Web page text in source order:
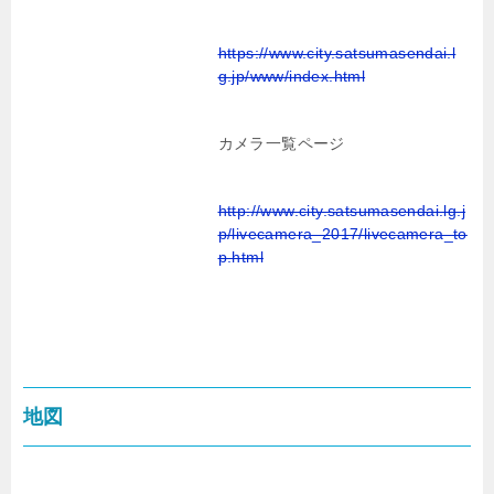
https://www.city.satsumasendai.l
g.jp/www/index.html
カメラ一覧ページ
http://www.city.satsumasendai.lg.j
p/livecamera_2017/livecamera_to
p.html
地図